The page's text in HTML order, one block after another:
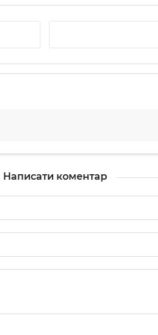
Написати коментар